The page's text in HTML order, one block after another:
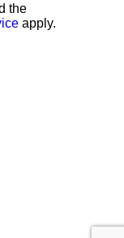
the
apply.